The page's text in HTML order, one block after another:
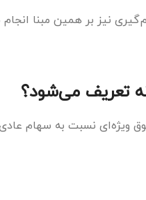
نیز بر همین مبنا
تعریف می‌شود؟
نسبت به سهام